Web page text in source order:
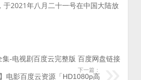
于2021年八月二十一号在中国大陆放
集-电视剧百度云完整版 百度网盘链接
下一篇：
电影百度云资源「HD1080p高